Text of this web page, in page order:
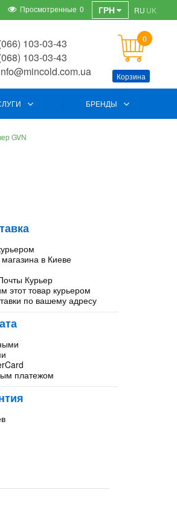
ГРН RU UK
Просмотренные 0
103-03-43
103-03-43
0
Корзина
БРЕНДЫ
GVN
в Киеве
Курьер
этот товар курьером
по вашему адресу
платежом